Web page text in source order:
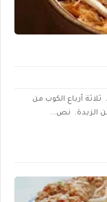
أرباع الكوب من
الزبدة. نص...